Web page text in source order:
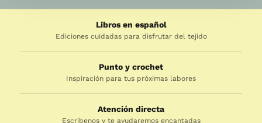
Libros en español
Ediciones cuidadas para disfrutar del tejido
Punto y crochet
Inspiración para tus próximas labores
Atención directa
Escríbenos y te ayudaremos encantadas